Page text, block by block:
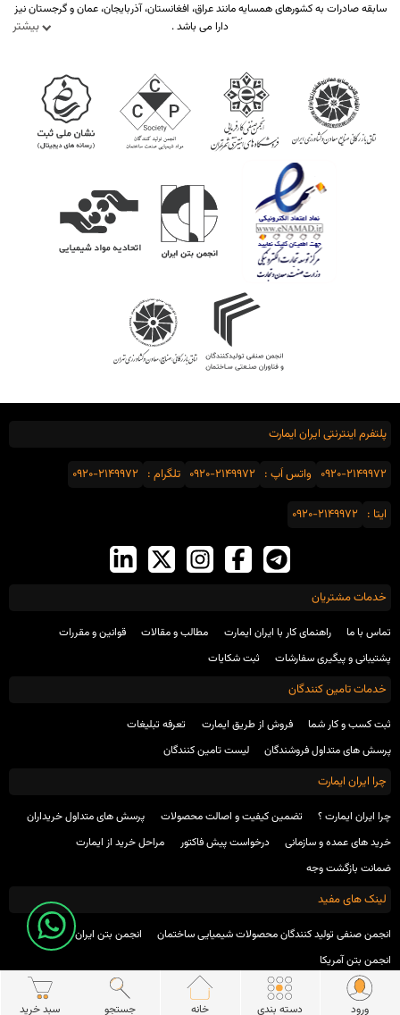
بیشتر
سابقه صادرات به کشورهای همسایه مانند عراق، افغانستان، آذربایجان، عمان و گرجستان نیز
دارا می باشد .
پلتفرم اینترنتی ایران ایمارت
0920-2149972 واتس اَپ : 0920-2149972 تلگرام : 0920-2149972
ایتا : 0920-2149972
خدمات مشتریان
تماس با ما راهنمای کار با ایران ایمارت مطالب و مقالات
قوانین و مقررات
پشتیبانی و پیگیری سفارشات
ثبت شکایات
خدمات تامین کنندگان
ثبت کسب و کار شما فروش از طریق ایمارت
تعرفه تبلیغات
پرسش های متداول فروشندگان
لیست تامین کنندگان
چرا ایران ایمارت
چرا ایران ایمارت ؟ تضمین کیفیت و اصالت محصولات
پرسش های متداول خریداران
خرید های عمده و سازمانی
درخواست پیش فاکتور
مراحل خرید از ایمارت
ضمانت بازگشت وجه
لینک های مفید
انجمن صنفی تولید کنندگان محصولات شیمیایی ساختمان
انجمن بتن ایران
انجمن بتن آمریکا
کلیه حقوق این وب سایت برای شرکت توسعه تجارت الکترونیک برنا پارسیان محفوظ است.
ورود دسته بندی خانه جستجو سبد خرید